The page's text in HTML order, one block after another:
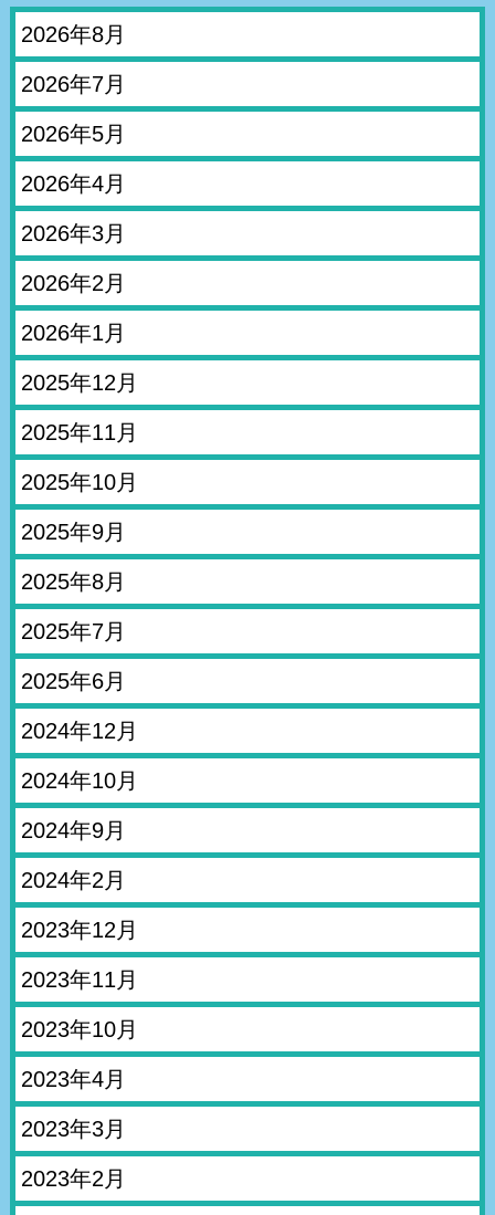
2026年8月
2026年7月
2026年5月
2026年4月
2026年3月
2026年2月
2026年1月
2025年12月
2025年11月
2025年10月
2025年9月
2025年8月
2025年7月
2025年6月
2024年12月
2024年10月
2024年9月
2024年2月
2023年12月
2023年11月
2023年10月
2023年4月
2023年3月
2023年2月